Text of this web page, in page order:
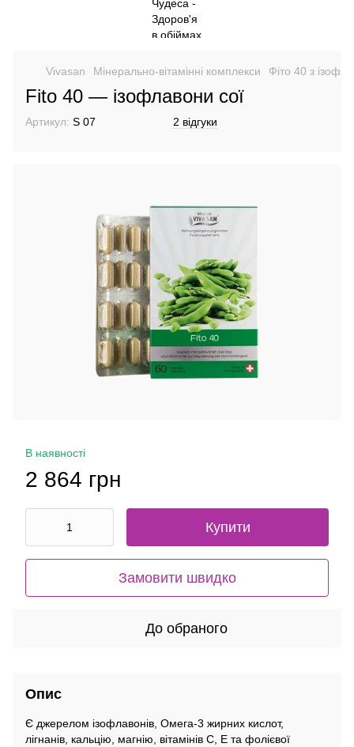
Vivasan Мінерально-вітамінні комплекси Фіто 40 з
Fito 40 — ізофлавони сої
Артикул: S 07 2 відгуки
В наявності
2 864 грн
Купити
Замовити швидко
До обраного
Опис
Є джерелом ізофлавонів, Омега-3 жирних кислот,
лігнанів, кальцію, магнію, вітамінів С, Е та фолієвої